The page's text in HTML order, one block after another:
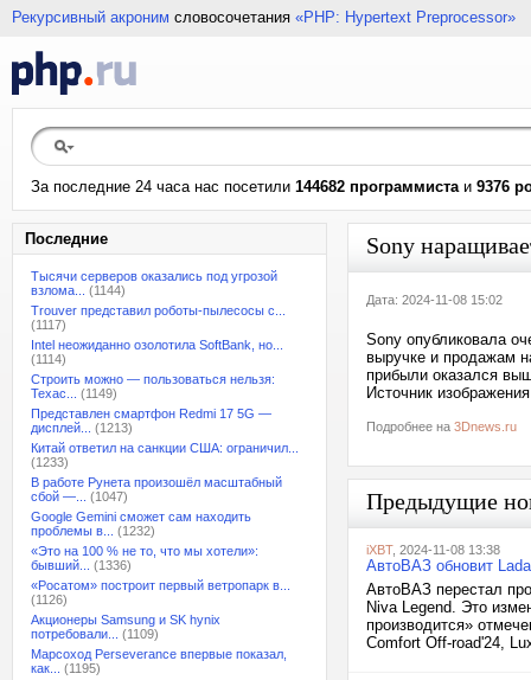
Рекурсивный акроним словосочетания «PHP: Hypertext Preprocessor»
За последние 24 часа нас посетили 144682 программистаи 9376
Последние
Тысячи серверов оказались под угрозой
взлома...
(1144)
Trouver представил роботы-пылесосы с...
(1117)
Intel неожиданно озолотила SoftBank, но...
(1114)
Строить можно — пользоваться нельзя:
Техас...
(1149)
Представлен смартфон Redmi 17 5G —
дисплей...
(1213)
Китай ответил на санкции США: ограничил...
(1233)
В работе Рунета произошёл масштабный
сбой —...
(1047)
Google Gemini сможет сам находить
проблемы в...
(1232)
«Это на 100 % не то, что мы хотели»:
бывший...
(1336)
«Росатом» построит первый ветропарк в...
(1126)
Акционеры Samsung и SK hynix
потребовали...
(1109)
Марсоход Perseverance впервые показал,
как...
(1195)
Sony
Дата: 2024-11-08 15:02
Sony опубликовала
выручке и продажам
прибыли оказался
Источник
Подробнее на 3Dnews.ru
Предыдущие
iXBT, 2024-11-08 13:38
АвтоВАЗ обновит
АвтоВАЗ перестал
Niva Legend. Это
производится»
Comfort Off-road'24,